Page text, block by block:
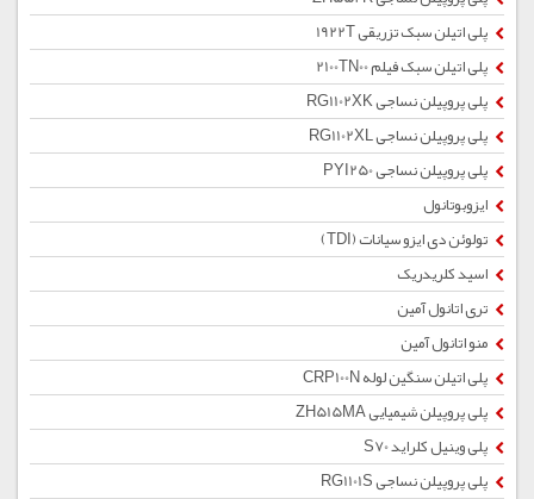
پلی اتیلن سبک تزریقی 1922T
پلی اتیلن سبک فیلم 2100TN00
پلی پروپیلن نساجی RG1102XK
پلی پروپیلن نساجی RG1102XL
پلی پروپیلن نساجی PYI250
ایزوبوتانول
تولوئن دی ایزو سیانات (TDI)
اسید کلریدریک
تری اتانول آمین
منو اتانول آمین
پلی اتیلن سنگین لوله CRP100N
پلی پروپیلن شیمیایی ZH515MA
پلی وینیل کلراید S70
پلی پروپیلن نساجی RG1101S